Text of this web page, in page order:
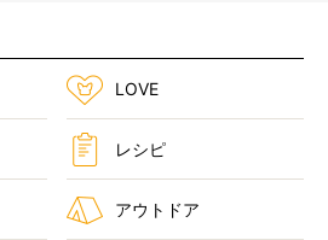
LOVE
レシピ
アウトドア